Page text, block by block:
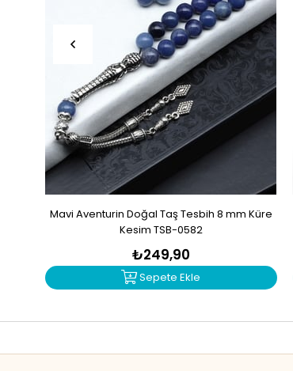
Mavi Aventurin Doğal Taş Tesbih 8 mm Küre
Kesim TSB-0582
₺249,90
Sepete Ekle